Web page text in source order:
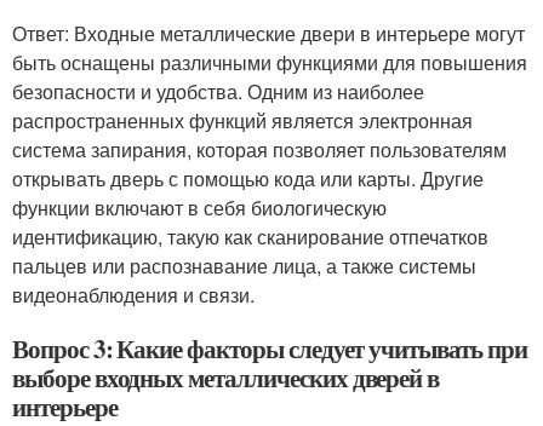
Ответ: Входные металлические двери в интерьере могут
быть оснащены различными функциями для повышения
безопасности и удобства. Одним из наиболее
распространенных функций является электронная
система запирания, которая позволяет пользователям
открывать дверь с помощью кода или карты. Другие
функции включают в себя биологическую
идентификацию, такую как сканирование отпечатков
пальцев или распознавание лица, а также системы
видеонаблюдения и связи.
Вопрос 3: Какие факторы следует учитывать при
выборе входных металлических дверей в
интерьере